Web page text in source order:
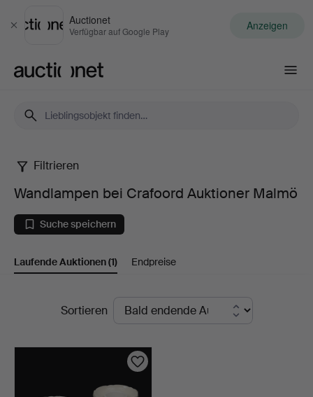
Schließen
Auctionet
Verfügbar auf Google Play Anzeigen
Wandlampen
bei
Crafoord
Auktioner
Malmö
Filtrieren
Wandlampen bei Crafoord Auktioner Malmö
Suche speichern
Laufende Auktionen(1) Endpreise
LaufendeSortieren